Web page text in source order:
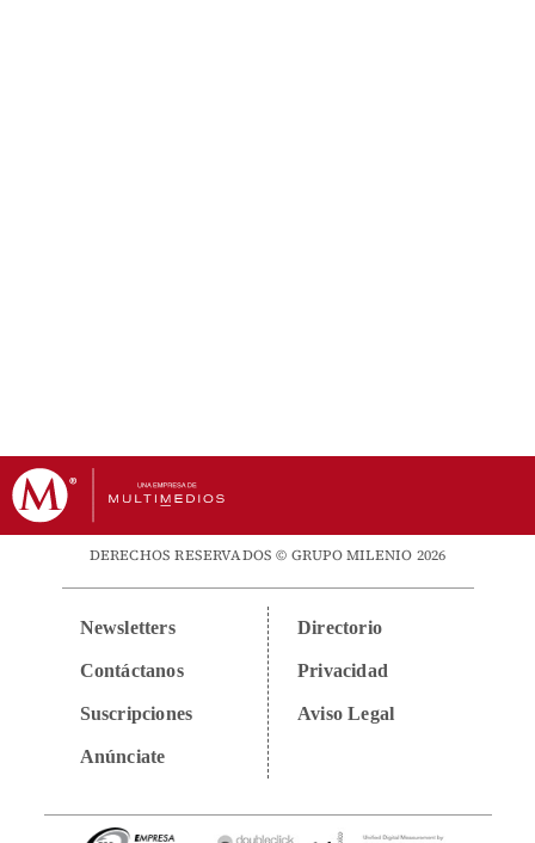
DERECHOS RESERVADOS © GRUPO MILENIO 2026
Newsletters
Contáctanos
Suscripciones
Anúnciate
Directorio
Privacidad
Aviso Legal